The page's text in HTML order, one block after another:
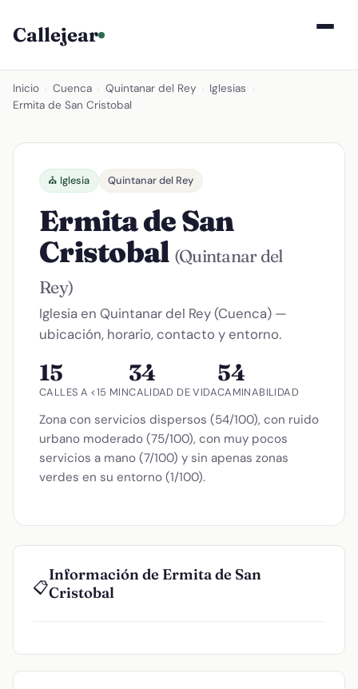
Callejear
Inicio Cuenca Quintanar del Rey Iglesias
Ermita de San Cristobal
⛪ Iglesia Quintanar del Rey
Ermita de San
Cristobal (Quintanar del
Rey)
Iglesia en Quintanar del Rey (Cuenca) —
ubicación, horario, contacto y entorno.
15
CALLES A <15 MIN
34
CALIDAD DE VIDA
54
CAMINABILIDAD
Zona con servicios dispersos (54/100), con ruido
urbano moderado (75/100), con muy pocos
servicios a mano (7/100) y sin apenas zonas
verdes en su entorno (1/100).
📋
Información de Ermita de San
Cristobal